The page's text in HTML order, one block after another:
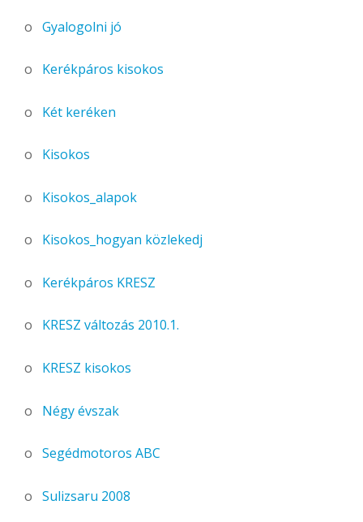
o Gyalogolni jó
o Kerékpáros kisokos
o Két keréken
o Kisokos
o Kisokos_alapok
o Kisokos_hogyan közlekedj
o Kerékpáros KRESZ
o KRESZ változás 2010.1.
o KRESZ kisokos
o Négy évszak
o Segédmotoros ABC
o Sulizsaru 2008